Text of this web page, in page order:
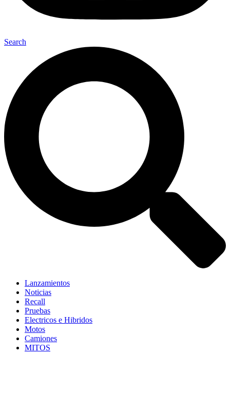
Search
Lanzamientos
Noticias
Recall
Pruebas
Electricos e Hibridos
Motos
Camiones
MITOS